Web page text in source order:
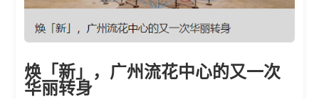
焕「新」，广州流花中心的又一次
华丽转身